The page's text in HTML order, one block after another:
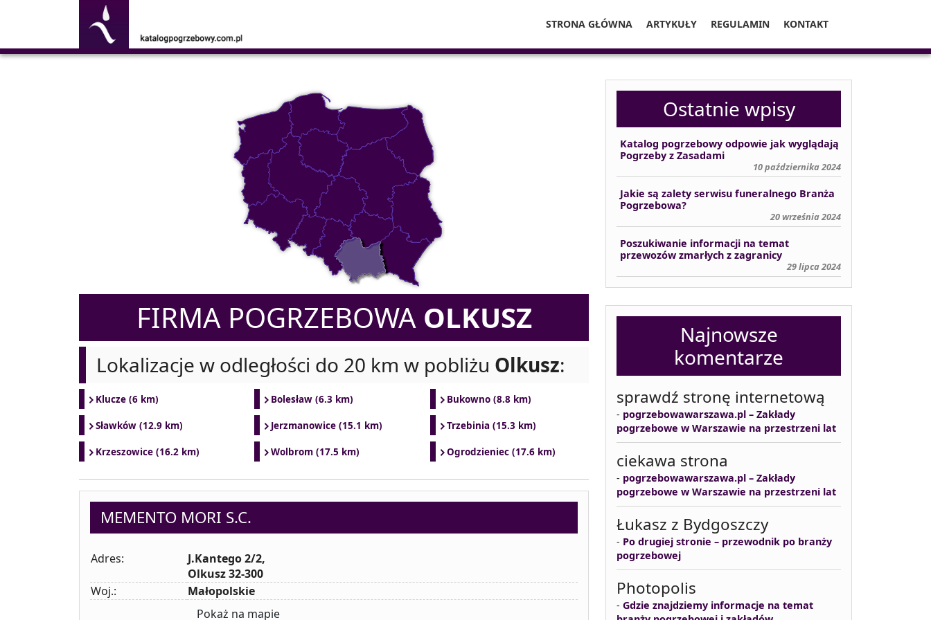
STRONA GŁÓWNA ARTYKUŁY REGULAMIN KONTAKT
FIRMA POGRZEBOWA OLKUSZ
Lokalizacje w odległości do 20 km w pobliżu Olkusz:
Klucze (6 km) Bolesław (6.3 km) Bukowno (8.8 km)
Sławków (12.9 km) Jerzmanowice (15.1 km) Trzebinia (15.3 km)
Krzeszowice (16.2 km) Wolbrom (17.5 km) Ogrodzieniec (17.6 km)
MEMENTO MORI S.C.
Adres:
J.Kantego 2/2,
Olkusz 32-300
Woj.:
Małopolskie
Pokaż na mapie
Ostatnie wpisy
Katalog pogrzebowy odpowie jak wyglądają
Pogrzeby z Zasadami
10 października 2024
Jakie są zalety serwisu funeralnego Branża
Pogrzebowa?
20 września 2024
Poszukiwanie informacji na temat
przewozów zmarłych z zagranicy
29 lipca 2024
Najnowsze
komentarze
sprawdź stronę internetową
- pogrzebowawarszawa.pl – Zakłady
pogrzebowe w Warszawie na przestrzeni lat
ciekawa strona
- pogrzebowawarszawa.pl – Zakłady
pogrzebowe w Warszawie na przestrzeni lat
Łukasz z Bydgoszczy
- Po drugiej stronie – przewodnik po branży
pogrzebowej
Photopolis
- Gdzie znajdziemy informacje na temat